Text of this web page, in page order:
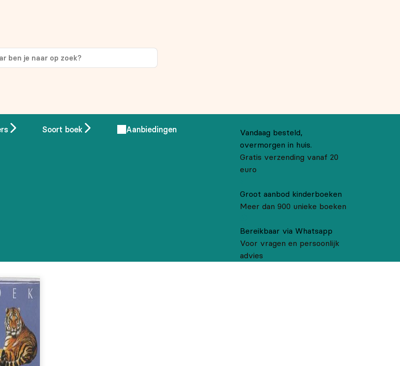
Soort boek Aanbiedingen
Vandaag besteld,
overmorgen in huis.
Gratis verzending vanaf 20
euro
Groot aanbod kinderboeken
Meer dan 900 unieke boeken
Bereikbaar via Whatsapp
Voor vragen en persoonlijk
advies
aankoop!